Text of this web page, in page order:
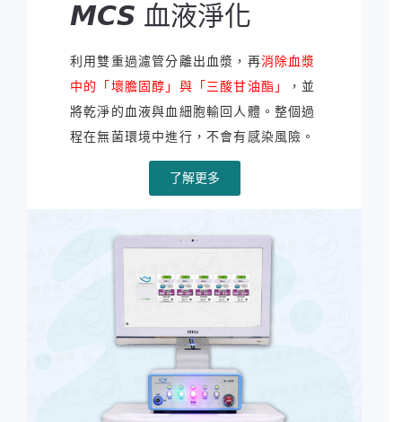
𝙈𝘾𝙎 血液淨化
利用雙重過濾管分離出血漿，再消除血漿
中的「壞膽固醇」與「三酸甘油酯」
，並
將乾淨的血液與血細胞輸回人體。整個過
程在無菌環境中進行，不會有感染風險。
了解更多